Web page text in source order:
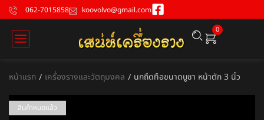
062-7015858 koovolvo@gmail.com
0
หน้าแรก / เครื่องรางและวัตถุมงคล / นกถึดทือขนาดบูชา หน้าตัก 3 นิ้ว
สินค้าหมดแล้ว